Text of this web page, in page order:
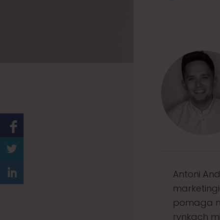
Antoni
pomaga
rynkach